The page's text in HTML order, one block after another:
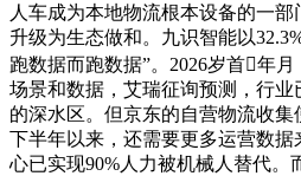
人车成为本地物流根本设备的一
升级为生态做和。九识智能以
跑数据而跑数据”。2026岁首年
场景和数据，艾瑞征询预测，行
的深水区。但京东的自营物流收集
下半年以来，还需要更多运营数
心已实现90%人力被机械人替代。